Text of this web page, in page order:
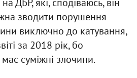
зводити порушення
виключно до катування,
за 2018 рік, бо
суміжні злочини.